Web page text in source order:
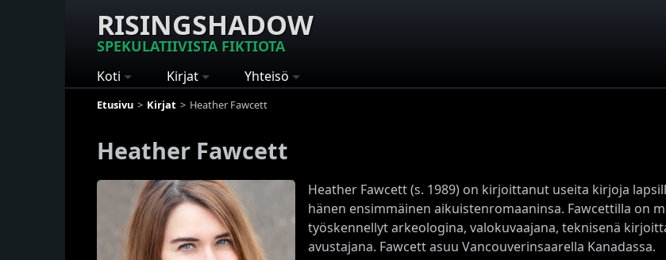
RISINGSHADOW
SPEKULATIIVISTA FIKTIOTA
Koti Kirjat Yhteisö
Etusivu Kirjat Heather Fawcett
Heather Fawcett
Heather Fawcett (s. 1989) on kirjoittanut useita kirjoja
hänen ensimmäinen aikuistenromaaninsa. Fawcettilla on
työskennellyt arkeologina, valokuvaajana, teknisenä
avustajana. Fawcett asuu Vancouverinsaarella Kanadassa.